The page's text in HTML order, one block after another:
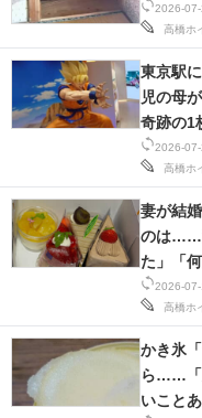
2026-
高橋ホ
い」
2026-
高橋ホ
東京駅
児の母
奇跡の1
2026-
高橋ホ
妻が結
のは……
た」「
かき氷
ら……「
いこと